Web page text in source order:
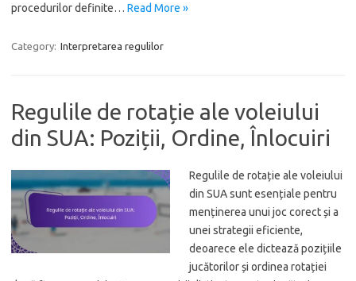
procedurilor definite… Read More »
Category: Interpretarea regulilor
Regulile de rotație ale voleiului
din SUA: Poziții, Ordine, Înlocuiri
Regulile de rotație ale voleiului
din SUA sunt esențiale pentru
menținerea unui joc corect și a
unei strategii eficiente,
deoarece ele dictează pozițiile
jucătorilor și ordinea rotației